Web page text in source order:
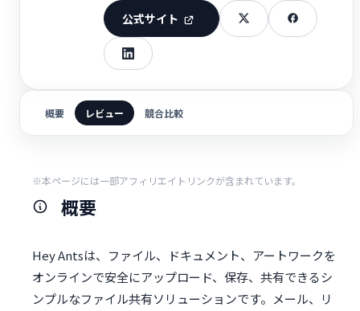
公式サイト
概要 レビュー 競合比較
※本ページには一部アフィリエイトリンクが含まれています。
概要
Hey Antsは、ファイル、ドキュメント、アートワークを
オンラインで安全にアップロード、保存、共有できるシ
ンプルなファイル共有ソリューションです。メール、リ